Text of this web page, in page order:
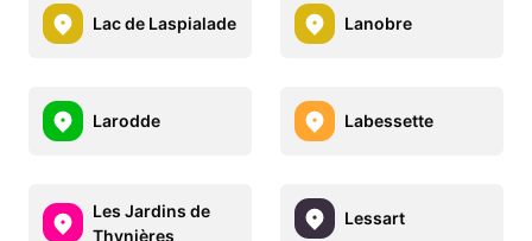
Lac de Laspialade Lanobre
Larodde Labessette
Les Jardins de
Thynières
Lessart